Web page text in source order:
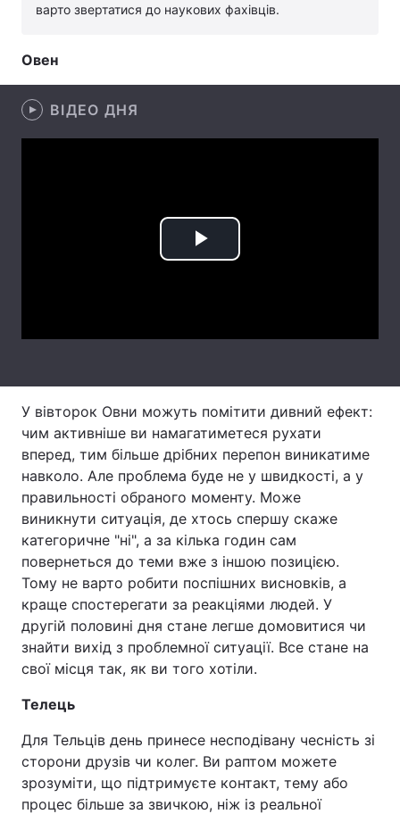
Інтерв'ю Думки
Архів
варто звертатися до наукових фахівців.
Овен
ВІДЕО ДНЯ
Play
У вівторок Овни можуть помітити дивний ефект:
чим активніше ви намагатиметеся рухати
вперед, тим більше дрібних перепон виникатиме
навколо. Але проблема буде не у швидкості, а у
правильності обраного моменту. Може
виникнути ситуація, де хтось спершу скаже
категоричне "ні", а за кілька годин сам
повернеться до теми вже з іншою позицією.
Тому не варто робити поспішних висновків, а
краще спостерегати за реакціями людей. У
другій половині дня стане легше домовитися чи
знайти вихід з проблемної ситуації. Все стане на
свої місця так, як ви того хотіли.
Телець
Для Тельців день принесе несподівану чесність зі
сторони друзів чи колег. Ви раптом можете
зрозуміти, що підтримуєте контакт, тему або
процес більше за звичкою, ніж із реальної